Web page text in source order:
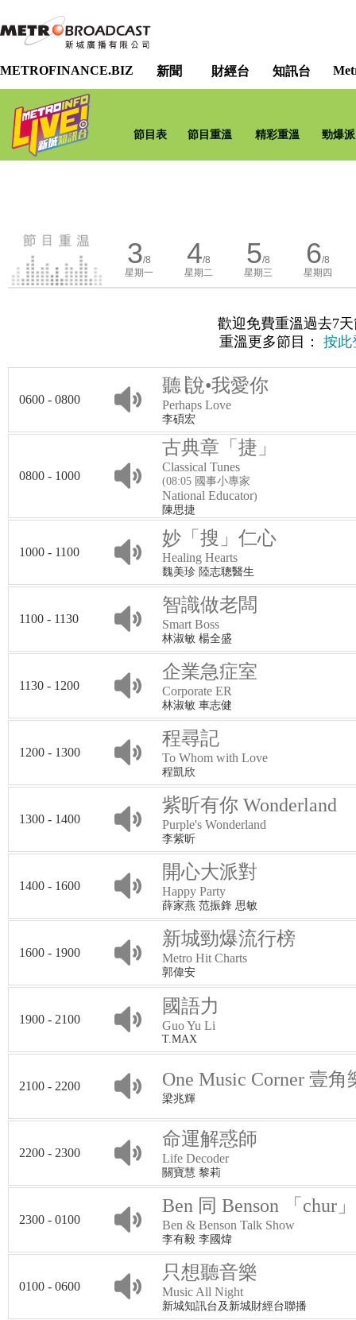
METROFINANCE.BIZ 新聞 財經台 知訊台
節目表 節目重溫 精彩重溫 勁爆
3/8
星期一
4/8
星期二
5/8
星期三
6/8
星期四
歡迎免費重溫過去7
重溫更多節目：按此
0600 - 0800
聽∣說•我愛你
Perhaps Love
李碩宏
0800 - 1000
古典章「捷」
Classical Tunes
(08:05 國事小專家
National Educator)
陳思捷
1000 - 1100
妙「搜」仁心
Healing Hearts
魏美珍 陸志聰醫生
1100 - 1130
智識做老闆
Smart Boss
林淑敏 楊全盛
1130 - 1200
企業急症室
Corporate ER
林淑敏 車志健
1200 - 1300
程尋記
To Whom with Love
程凱欣
1300 - 1400
紫昕有你 Wonderland
Purple's Wonderland
李紫昕
1400 - 1600
開心大派對
Happy Party
薛家燕 范振鋒 思敏
1600 - 1900
新城勁爆流行榜
Metro Hit Charts
郭偉安
1900 - 2100
國語力
Guo Yu Li
T.MAX
2100 - 2200 One Music Corner 壹角
梁兆輝
2200 - 2300
命運解惑師
Life Decoder
關寶慧 黎莉
2300 - 0100
Ben 同 Benson 「chur
Ben & Benson Talk Show
李有毅 李國煒
0100 - 0600
只想聽音樂
Music All Night
新城知訊台及新城財經台聯播